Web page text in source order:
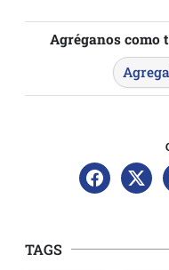
Agréganos como
Agrega
TAGS